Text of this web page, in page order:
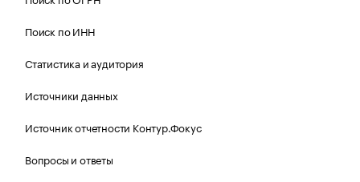
Поиск по ИНН
Статистика и аудитория
Источники данных
Источник отчетности Контур.Фокус
Вопросы и ответы